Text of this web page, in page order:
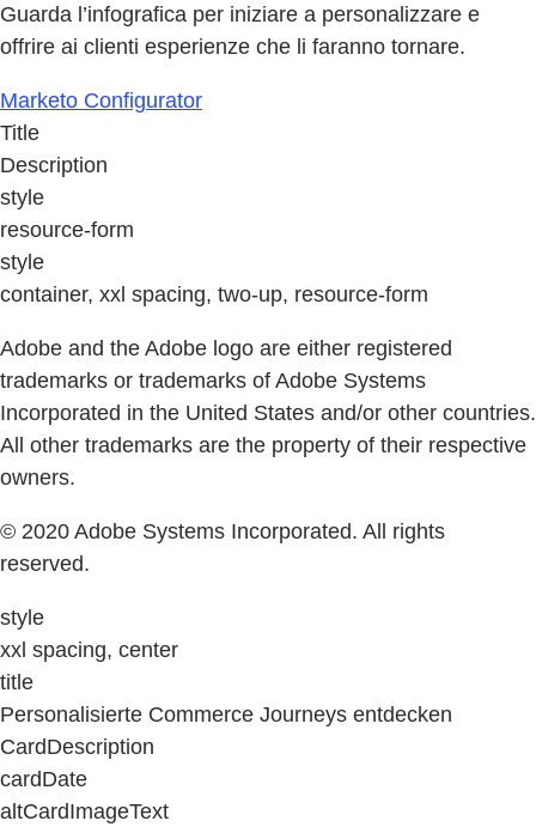
Guarda l’infografica per iniziare a personalizzare e
offrire ai clienti esperienze che li faranno tornare.
Marketo Configurator
Title
Description
style
resource-form
style
container, xxl spacing, two-up, resource-form
Adobe and the Adobe logo are either registered
trademarks or trademarks of Adobe Systems
Incorporated in the United States and/or other countries.
All other trademarks are the property of their respective
owners.
© 2020 Adobe Systems Incorporated. All rights
reserved.
style
xxl spacing, center
title
Personalisierte Commerce Journeys entdecken
CardDescription
cardDate
altCardImageText